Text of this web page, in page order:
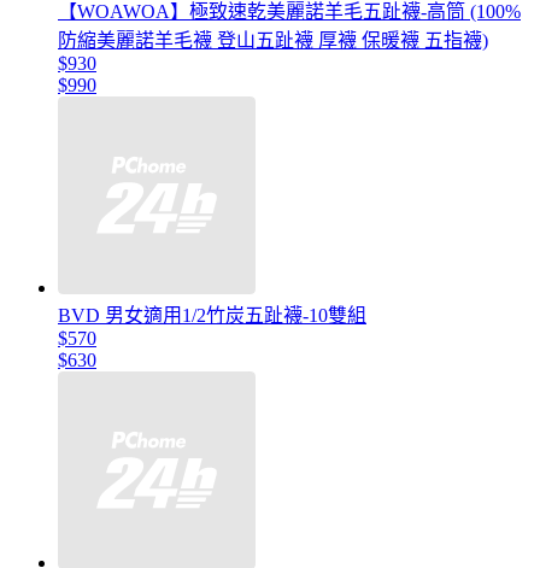
【WOAWOA】極致速乾美麗諾羊毛五趾襪-高筒 (100%
防縮美麗諾羊毛襪 登山五趾襪 厚襪 保暖襪 五指襪)
$930
$990
BVD 男女適用1/2竹炭五趾襪-10雙組
$570
$630